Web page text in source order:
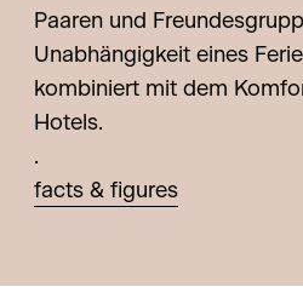
Paaren und
Unabhängigkeit eines
kombiniert mit dem
Hotels.
.
facts & figures